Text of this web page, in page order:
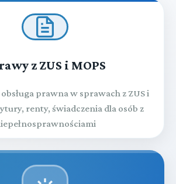
z ZUS i MOPS
prawna w sprawach z ZUS i
renty, świadczenia dla osób z